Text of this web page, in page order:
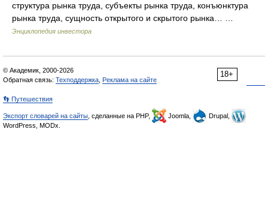
структура рынка труда, субъекты рынка труда, конъюнктура
рынка труда, сущность открытого и скрытого рынка… …
Энциклопедия инвестора
18+
© Академик, 2000-2026
Обратная связь: Техподдержка Реклама на сайте
👣 Путешествия
Экспорт словарей на сайты , сделанные на PHP, Joomla,
Drupal,
WordPress, MODx.